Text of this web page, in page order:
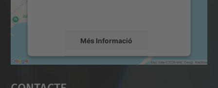
Més Informació
Accepta
powered by